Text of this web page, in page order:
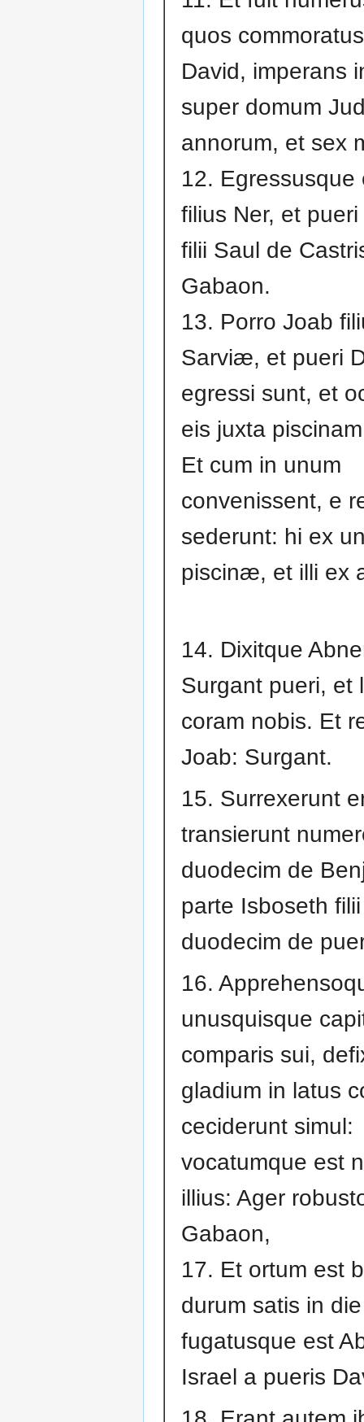
quos
David, imperans
super domum
annorum, et sex
12. Egressusque
filius Ner, et
filii Saul de
Gabaon.
13. Porro Joab
Sarviæ, et pueri
egressi sunt, et
eis juxta
Et cum in unum
convenissent, e
sederunt: hi ex
piscinæ, et illi ex
14. Dixitque
Surgant pueri, et
coram nobis. Et
Joab: Surgant.
15. Surrexerunt
transierunt
duodecim de
parte Isboseth
duodecim de
16.
unusquisque
comparis sui,
gladium in latus
ceciderunt simul:
vocatumque est
illius: Ager
Gabaon,
17. Et ortum est
durum satis in
fugatusque est
Israel a pueris